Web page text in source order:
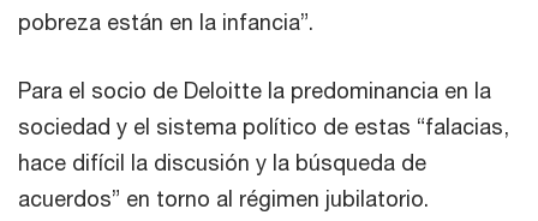
pobreza están en la infancia”.
Para el socio de Deloitte la predominancia en la
sociedad y el sistema político de estas “falacias,
hace difícil la discusión y la búsqueda de
acuerdos” en torno al régimen jubilatorio.